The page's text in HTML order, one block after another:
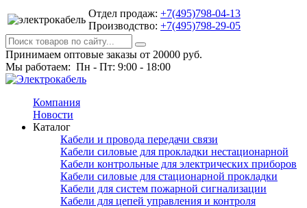
Отдел продаж: +7(495)798-04-13
Производство: +7(495)798-29-05
Принимаем оптовые заказы от 20000 руб.
Мы работаем: Пн - Пт: 9:00 - 18:00
Компания
Новости
Каталог
Кабели и провода передачи связи
Кабели силовые для прокладки нестационарной
Кабели контрольные для электрических приборов
Кабели силовые для стационарной прокладки
Кабели для систем пожарной сигнализации
Кабели для цепей управления и контроля